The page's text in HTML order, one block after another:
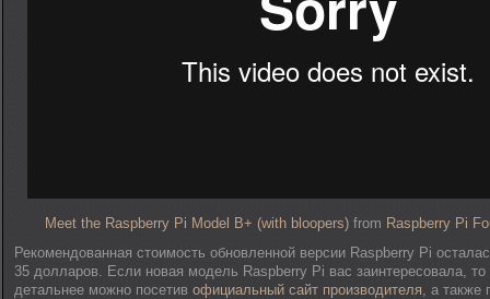
Meet the Raspberry Pi Model B+ (with bloopers) from Raspberry Pi
Рекомендованная стоимость обновленной версии Raspberry Pi
35 долларов. Если новая модель Raspberry Pi вас заинтересовала, то
детальнее можно посетив официальный сайт производителя, а также